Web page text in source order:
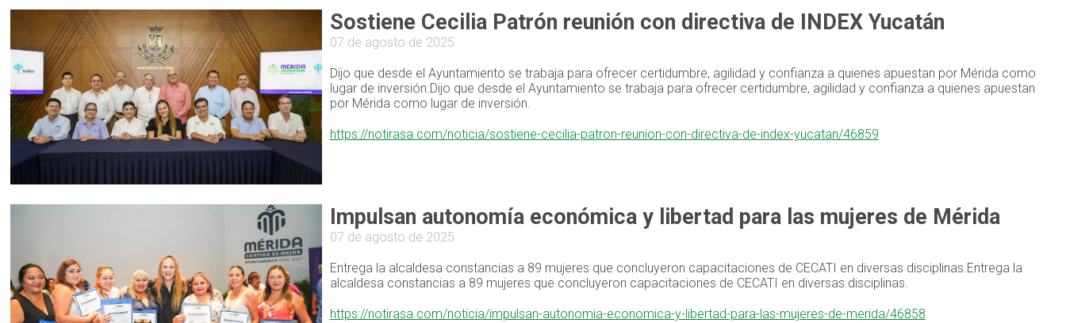
Sostiene Cecilia Patrón reunión con directiva de INDEX Yucatán
07 de agosto de 2025
Dijo que desde el Ayuntamiento se trabaja para ofrecer certidumbre, agilidad y confianza a quienes apuestan por Mérida como
lugar de inversión.Dijo que desde el Ayuntamiento se trabaja para ofrecer certidumbre, agilidad y confianza a quienes apuestan
por Mérida como lugar de inversión.
https://notirasa.com/noticia/sostiene-cecilia-patron-reunion-con-directiva-de-index-yucatan/46859
Impulsan autonomía económica y libertad para las mujeres de Mérida
07 de agosto de 2025
Entrega la alcaldesa constancias a 89 mujeres que concluyeron capacitaciones de CECATI en diversas disciplinas.Entrega la
alcaldesa constancias a 89 mujeres que concluyeron capacitaciones de CECATI en diversas disciplinas.
https://notirasa.com/noticia/impulsan-autonomia-economica-y-libertad-para-las-mujeres-de-merida/46858